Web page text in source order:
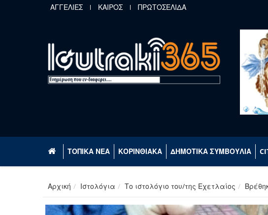
Παράκαμψη προς το κυρίως περιεχόμενο
ΑΓΓΕΛΙΕΣ ΚΑΙΡΟΣ ΠΡΩΤΟΣΕΛΙΔΑ
ΤΟΠΙΚΑ ΝΕΑ ΚΟΡΙΝΘΙΑΚΑ ΔΗΜΟΤΙΚΑ ΣΥΜΒΟΥΛΙΑ
Αρχική Ιστολόγια Το ιστολόγιο του/της Εχετλαίος